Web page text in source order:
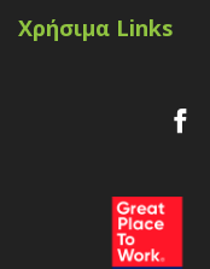
Χρήσιμα Links